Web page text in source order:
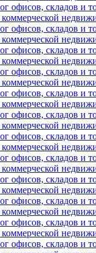
офисов, складов и
офисов, складов и
офисов, складов и
офисов, складов и
офисов, складов и
офисов, складов и
офисов, складов и
офисов, складов и
офисов, складов и
офисов, складов и
офисов, складов и
офисов, складов и